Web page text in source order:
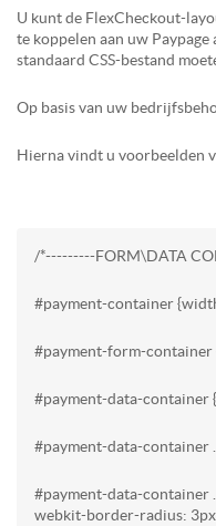
U kunt de FlexCheckout-
te koppelen aan uw
standaard CSS-bestand
Op basis van uw
Hierna vindt u voorbeelden
/*---------FORM\DATA
#payment-container
#payment-form-
#payment-data-
#payment-data-container
#payment-data-
webkit-border-radius: